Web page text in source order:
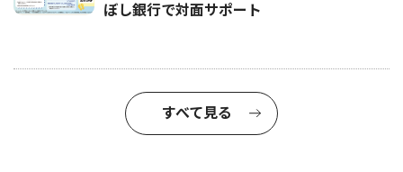
ぼし銀行で対面サポート
すべて見る